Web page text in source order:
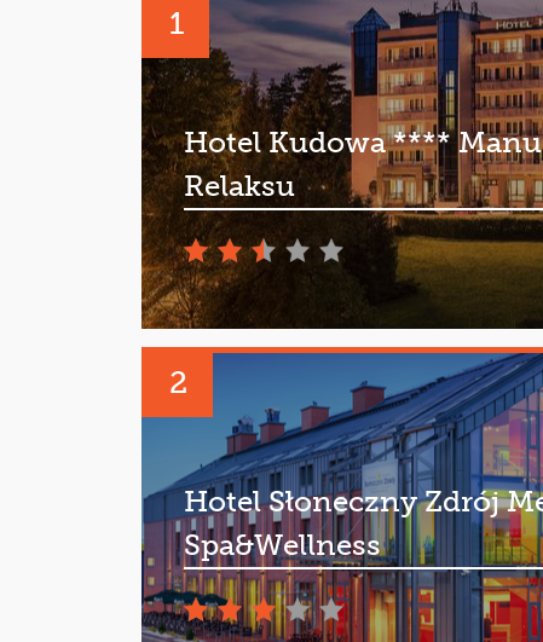
1
Hotel Kudowa ****
Relaksu
2
Hotel Słoneczny Zdrój
Spa&Wellness